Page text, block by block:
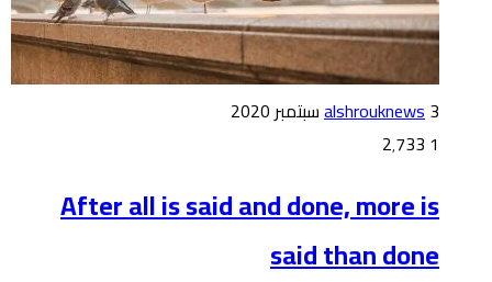
alshrouknews3 سبتمبر 2020
1
After all is said and done, more is
said than done